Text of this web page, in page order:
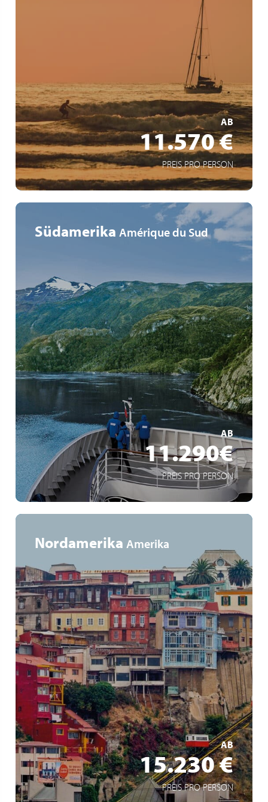
AB
11.570 €
PREIS PRO PERSON
Croisière de San Francisco à Miami à bord du MS
Passage de jour par le canal de Panama
Escales au Mexique, Guatemala, Costa Rica, Panama,
Colombie et Belize
MEHR ERFAHREN
Südamerika Amérique du Sud
AB
11.290€
PREIS PRO PERSON
Croisière-expédition d’Ushuaia à Callao / Lima
Navigation à bord du HANSEATIC inspiration
Découverte des fjords du sud et du nord du Chili
MEHR ERFAHREN
Nordamerika Amerika
AB
15.230 €
PREIS PRO PERSON
Grande croisière de Valparaiso à San Francisco à bord
du MS EUROPA
Traversée de huit pays le long de la côte ouest des
Amériques
Escales au Pérou, en Équateur, au Panama, au Costa
Rica, au Guatemala, au Mexique et aux États-Unis
MEHR ERFAHREN